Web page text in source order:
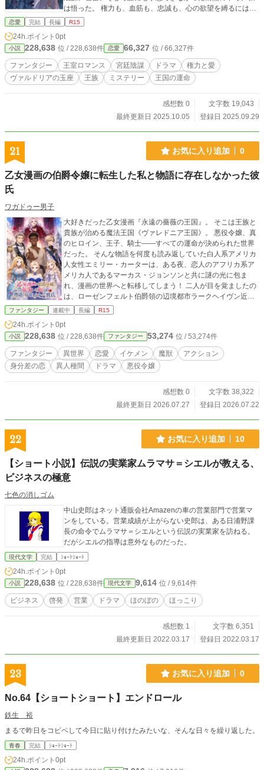
は悟った。 権力も、血筋も、忠誠も、心の欲望を縛るには足
りないのだと。 もしあなたが、欲望と野心が王をどこまで導
る。
恋愛 完結 長編 R15
24h.ポイント 0pt
小説 228,638 位 / 228,638件 恋愛 66,327 位 / 66,327件
ファンタジー 王室ロマンス 宮廷陰謀 ドラマ
権力と愛
ヴァルドリアの玉座
王族 ミステリー 王国の運命
感想数 0
文字数 19,043
最終更新日 2025.10.05
登録日 2025.09.29
21 お気に入り追加 0
乙女漫画の伯爵令嬢に転生した私と物語に存在しなかった彼
氏
ワガドゥー男子
大好きだった乙女漫画『永遠の薔薇の王国』。 そこは王族と
貴族が治める魔法王国《ヴァレドニア王国》。 悪役令嬢、真
のヒロイン、王子、騎士――すべての運命が決められた世界
だった。 そんな物語を何度も読み返していた白人系アメリカ
人女性エミリー・カーターは、ある夜、恋人のアフリカ系ア
メリカ人であるマーカス・ジョンソンと共に謎の光に包ま
れ、漫画の世界へと転移してしまう！ 二人が目を覚ましたの
は、ローゼンフェルト伯爵領の辺境都市ラークヘイヴン近く
の森。 エミリーは、物語に登場する心優しき伯爵令嬢――セ
し、恋人のマーカスには誰かの既存キャラクターの身体も身
分も与えられなかった。 黒い肌と黒く縮れた髪を持つ青年と
して、そのまま異世界に現れた彼は、この世界の誰の記録に
も存在しない"物語に書かれていない人物"だった。 身元も家
名もなく、このままでは生きていくことすら難しい。 そこで
ローゼンフェルト伯爵家へ迎え入れることを決意する。 貴族
と共に少しずつこの世界で居場所を築いていく。 やがて二人
は、自分たち以外にも現代日本系アメリカ人の婚約者カップ
していることを知る。 さらに、原作では語られなかった陰謀
が動き始める。 ローゼンフェルト伯爵家は、本来なら悪役令
てその先には、真のヒロインであるモンテクレール侯爵令嬢
を襲う、さらなる悲劇が待っている。 未来を知るセシリア
は、大切な家族を守るため運命を書き換えようと決意する。
そして、誰の記憶にも存在しないはずの青年マルクは、彼女
を守りたいという強い想いをきっかけに、世界の理すら覆す
未知の力を目覚めさせていく――！ 物語に存在しなかった青
年が、自分自身の居場所をこの世界に刻み、運命そのものを
書き換えていく物語、開幕！
ファンタジー 連載中 長編 R15
24h.ポイント 0pt
小説 228,638 位 / 228,638件 ファンタジー 53,274 位 / 53,274件
ファンタジー 異世界 恋愛 イケメン 魔獣
アクション
身分差の恋
異人種間 ドラマ 悪役令嬢
感想数 0
文字数 38,322
最終更新日 2026.07.27
登録日 2026.07.22
22 お気に入り追加 10
【ショート小説】伝説の実業家ムラマサ＝シエルが教える、
ビジネスの極意
七色の消しゴム
中山史郎はネット通販会社Amazenの車の営業部門で営業マ
ンをしている。営業成績が上がらない史郎は、ある日浦野課
長の命令でムラマサ＝シエルという伝説の実業家を訪ねる。
だがシエルの指導は意外なものだった。
現代文学 完結 ｼｮｰﾄｼｮｰﾄ
24h.ポイント 0pt
小説 228,638 位 / 228,638件 現代文学 9,614 位 / 9,614件
ビジネス 啓発 営業 ドラマ ほのぼの ほっこり
感想数 1
文字数 6,351
最終更新日 2022.03.17
登録日 2022.03.17
23 お気に入り追加 0
No.64【ショートショート】エンドロール
鉄生 裕
まるで昨日をコピペして今日に貼り付けたみたいな、そんな日々を繰り返した。
青春 完結 ｼｮｰﾄｼｮｰﾄ
24h.ポイント 0pt